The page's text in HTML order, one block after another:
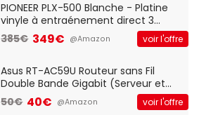
QWERTY UK - Noir
PIONEER PLX-500 Blanche - Platine
vinyle à entraénement direct 3
vitesses (33-45-78 trs/min) avec
pre-ampli intégré et port USB
385€ 349€ @Amazon voir l'offre
Asus RT-AC59U Routeur sans Fil
Double Bande Gigabit (Serveur et
Client VPN, Triple Vlan, Mode Point
d'accès et Bridge, contrôle Parental,
50€ 40€ @Amazon voir l'offre